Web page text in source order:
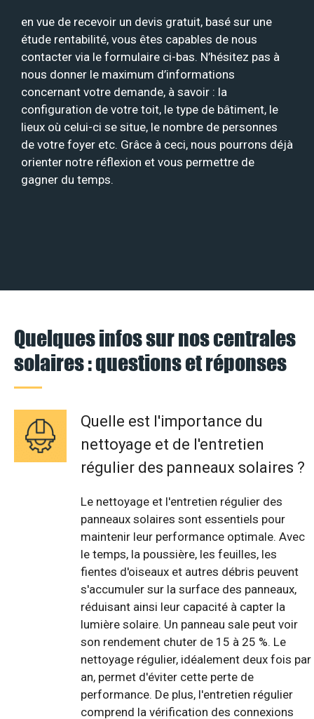
en vue de recevoir un devis gratuit, basé sur une
étude rentabilité, vous êtes capables de nous
contacter via le formulaire ci-bas. N’hésitez pas à
nous donner le maximum d’informations
concernant votre demande, à savoir : la
configuration de votre toit, le type de bâtiment, le
lieux où celui-ci se situe, le nombre de personnes
de votre foyer etc. Grâce à ceci, nous pourrons déjà
orienter notre réflexion et vous permettre de
gagner du temps.
Quelques infos sur nos centrales
solaires : questions et réponses
Quelle est l'importance du
nettoyage et de l'entretien
régulier des panneaux solaires ?
Le nettoyage et l'entretien régulier des
panneaux solaires sont essentiels pour
maintenir leur performance optimale. Avec
le temps, la poussière, les feuilles, les
fientes d'oiseaux et autres débris peuvent
s'accumuler sur la surface des panneaux,
réduisant ainsi leur capacité à capter la
lumière solaire. Un panneau sale peut voir
son rendement chuter de 15 à 25 %. Le
nettoyage régulier, idéalement deux fois par
an, permet d'éviter cette perte de
performance. De plus, l'entretien régulier
comprend la vérification des connexions